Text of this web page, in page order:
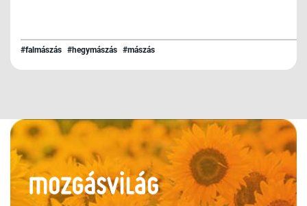
#falmászás #hegymászás #mászás